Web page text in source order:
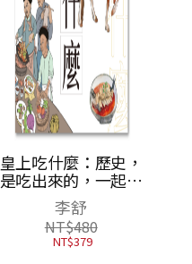
皇上吃什麼：歷史，
是吃出來的，一起享
用甄嬛的豬蹄、乾隆
的火鍋、如懿的白菜
豆腐、令貴妃的荔
枝、慈禧的玫瑰餅，
李舒
NT$480
NT$379